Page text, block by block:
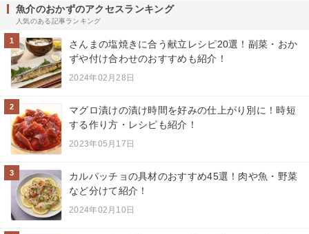
魚介のおかずのアクセスランキング
人気のある記事ランキング
1
さんまの塩焼きに合う献立レシピ20選！副菜・おか
ずや付け合わせのおすすめも紹介！
2024年02月28日
2
マグロ漬けの漬け時間を好みの仕上がり別に！時短
する作り方・レシピも紹介！
2023年05月17日
3
カルパッチョの具材のおすすめ45選！肉や魚・野菜
など分けて紹介！
2024年02月10日